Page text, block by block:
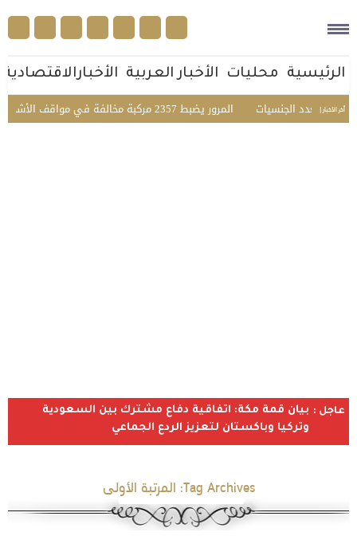
الرئيسية محليات الأخبار العربية الأخبارالاقتصادية
أخر الأخبار | المرور يضبط 2357 مركبة مخالفة في مواقف الأشخاص ذوي الإعاقة بمختلف مناطق المملكة متعدد الجنسيات
عاجل : بيان قمة مكة: اتفاقية دفاع مشترك بين السعودية
وتركيا وباكستان لتعزيز الردع الجماعي
Tag Archives: المرتبة الأولى